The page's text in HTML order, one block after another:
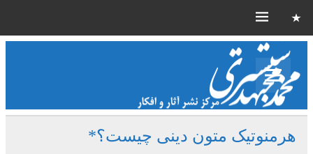
هرمنوتیک متون دینی چیست؟*